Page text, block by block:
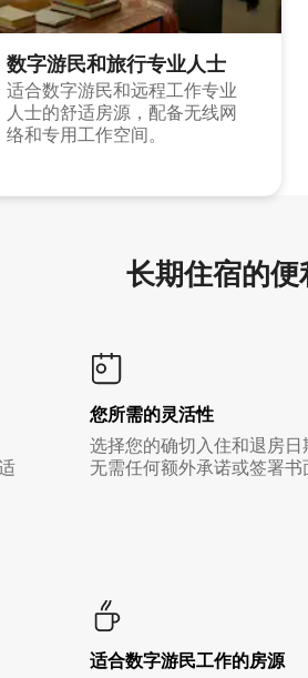
数字游民和旅行专业人士
适合数字游民和远程工作专业
人士的舒适房源，配备无线网
络和专用工作空间。
长期住宿的
您所需的灵活性
选择您的确切入住和退房日
无需任何额外承诺或签署书
适合数字游民工作的房源